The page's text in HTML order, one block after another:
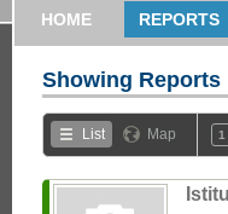
HOME REPORTS
Showing Reports
List Map 1